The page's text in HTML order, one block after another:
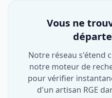
Vous ne
Notre réseau s'étend
notre moteur de
pour vérifier
d'un artisan RGE